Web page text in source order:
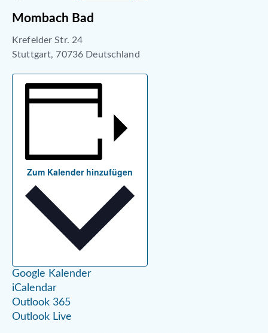
Mombach Bad
Krefelder Str. 24
Stuttgart, 70736 Deutschland
Zum Kalender hinzufügen
Google Kalender
iCalendar
Outlook 365
Outlook Live